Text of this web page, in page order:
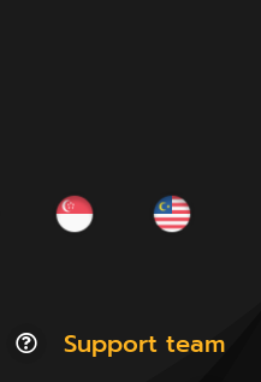
Support team